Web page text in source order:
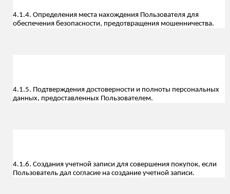
4.1.4. Определения места нахождения Пользователя для
обеспечения безопасности, предотвращения мошенничества.
4.1.5. Подтверждения достоверности и полноты персональных
данных, предоставленных Пользователем.
4.1.6. Создания учетной записи для совершения покупок, если
Пользователь дал согласие на создание учетной записи.